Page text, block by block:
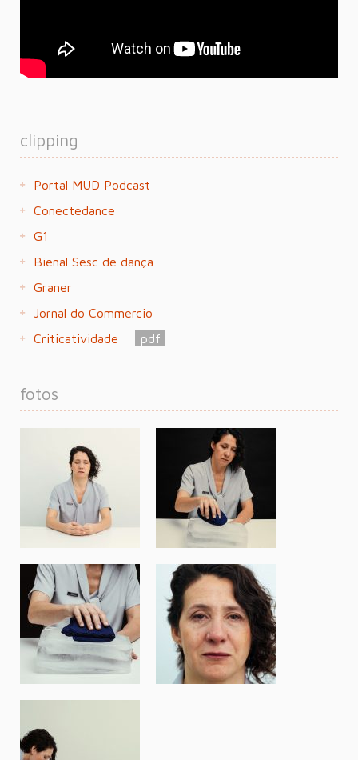
clipping
Portal MUD Podcast
Conectedance
G1
Bienal Sesc de dança
Graner
Jornal do Commercio
Criticatividade
pdf
fotos